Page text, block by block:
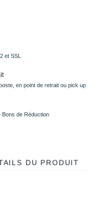
et SSL
en point de retrait ou pick up
Bons de Réduction
DU PRODUIT